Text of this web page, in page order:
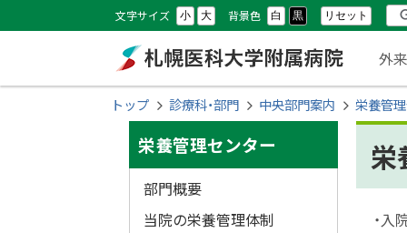
文
メ
設
定
文字サイズ 小 大 背景色 白 黒 リセット
検
索
札幌医科大学附属
病院
メ
ニ
ュ
ー
外
現
トップ 診療科・部門 中央部門案内 栄養管
栄
・
サ
イ
ド
栄養管理センター
部門概要
当院の栄養管理体制
文
戻